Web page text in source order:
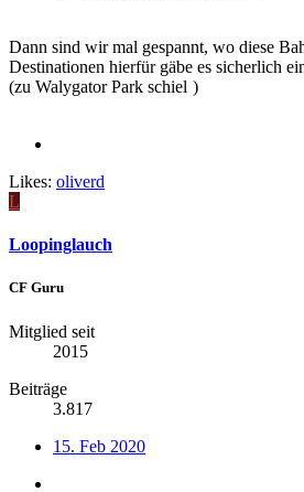
Dann sind wir mal gespannt, wo diese
Destinationen hierfür gäbe es sicherlich
(zu Walygator Park schiel )
Likes: oliverd
L
Loopinglauch
CF Guru
Mitglied seit
2015
Beiträge
3.817
15. Feb 2020